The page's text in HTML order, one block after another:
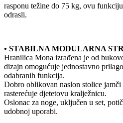
rasponu težine do 75 kg, ovu
odrasli.
• STABILNA MODULARNA
Hranilica Mona izrađena je od
dizajn omogućuje jednostavno
odabranih funkcija.
Dobro oblikovan naslon stolice
rasterećuje djetetovu kralježnicu.
Oslonac za noge, uključen u set,
udobnoj uporabi.